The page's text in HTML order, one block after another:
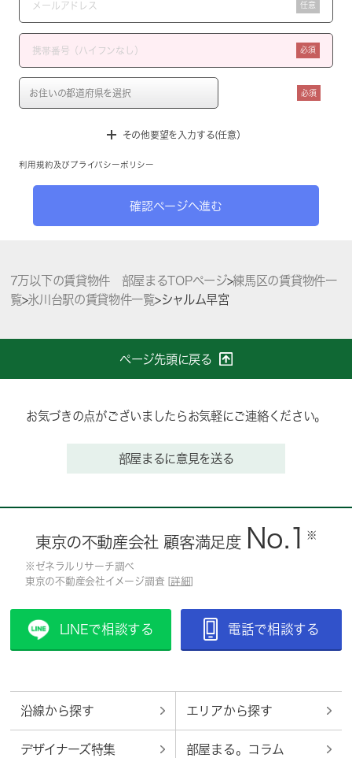
任意
必須
必須
その他要望を入力する(任意）
利用規約 及び プライバシーポリシー
確認ページへ進む
7万以下の賃貸物件 部屋まるTOPページ>練馬区の賃貸物件一
覧>氷川台駅の賃貸物件一覧>シャルム早宮
ページ先頭に戻る
お気づきの点がございましたらお気軽にご連絡ください。
部屋まるに意見を送る
東京の不動産会社 顧客満足度 No.1 ※
※ゼネラルリサーチ調べ
東京の不動産会社イメージ調査 [ 詳細
LINEで相談する 電話で相談する
沿線から探す エリアから探す
デザイナーズ特集 部屋まる。コラム